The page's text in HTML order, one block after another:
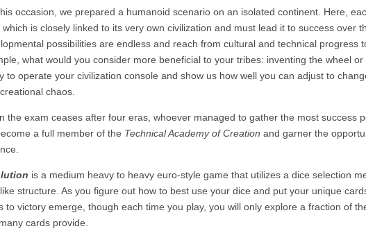
occasion, we prepared a humanoid scenario on an isolated continent. Here,
which is closely linked to its very own civilization and must lead it to success over
possibilities are endless and reach from cultural and technical progress
what would you consider more beneficial to your tribes: inventing the wheel
to operate your civilization console and show us how well you can adjust to
chaos.
the exam ceases after four eras, whoever managed to gather the most success
a full member of the Technical Academy of Creation and garner the
is a medium heavy to heavy euro-style game that utilizes a dice selection
structure. As you figure out how to best use your dice and put your unique
to victory emerge, though each time you play, you will only explore a fraction of
cards provide.